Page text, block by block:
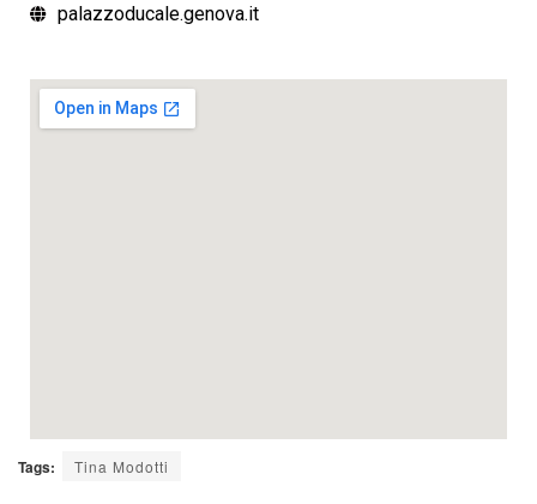
palazzoducale.genova.it
Tags: Tina Modotti